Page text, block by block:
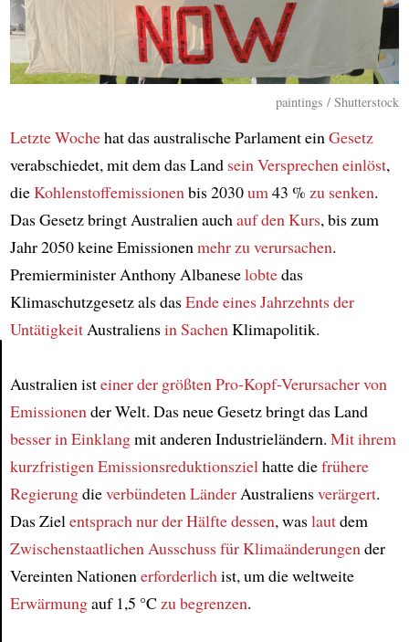
Article
paintings / Shutterstock
Letzte Wochehat das australische Parlament ein Gesetz
verabschiedet, mit dem das Land sein Versprechen einlöst,
dieKohlenstoffemissionen bis 2030um 43 % zu senken.
Das Gesetz bringt Australien auch auf den Kurs, bis zum
Jahr 2050 keine Emissionen mehr zu verursachen.
Premierminister Anthony Albaneselobtedas
Klimaschutzgesetz als dasEnde eines Jahrzehntsder
UntätigkeitAustraliensin Sachen Klimapolitik.
Australien isteiner der größten Pro-Kopf-Verursacher von
Emissionen der Welt. Das neue Gesetz bringt das Land
besser in Einklangmit anderen Industrieländern. Mit ihrem
kurzfristigen Emissionsreduktionsziel hatte diefrühere
Regierungdieverbündeten LänderAustraliensverärgert.
Das Ziel entsprach nur der Hälfte dessen, waslautdem
Zwischenstaatlichen Ausschuss für Klimaänderungen der
Vereinten Nationen erforderlich ist, um die weltweite
Erwärmungauf 1,5 °C zu begrenzen.